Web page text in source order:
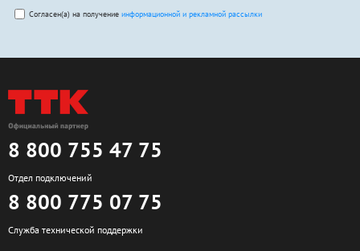
Согласен(а) на получение информационной и рекламной рассылки
8 800 755 47 75
Отдел подключений
8 800 775 07 75
Служба технической поддержки